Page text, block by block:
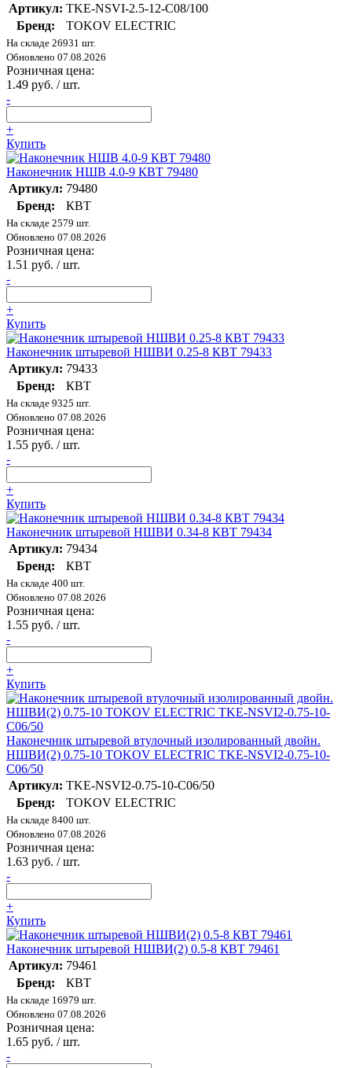
Артикул: TKE-NSVI-2.5-12-C08/100
Бренд:
TOKOV ELECTRIC
На складе 26931 шт.
Обновлено 07.08.2026
Розничная цена:
1.49 руб. / шт.
-
+
Купить
Наконечник НШВ 4.0-9 КВТ 79480
Артикул: 79480
Бренд:
КВТ
На складе 2579 шт.
Обновлено 07.08.2026
Розничная цена:
1.51 руб. / шт.
-
+
Купить
Наконечник штыревой НШВИ 0.25-8 КВТ 79433
Артикул: 79433
Бренд:
КВТ
На складе 9325 шт.
Обновлено 07.08.2026
Розничная цена:
1.55 руб. / шт.
-
+
Купить
Наконечник штыревой НШВИ 0.34-8 КВТ 79434
Артикул: 79434
Бренд:
КВТ
На складе 400 шт.
Обновлено 07.08.2026
Розничная цена:
1.55 руб. / шт.
-
+
Купить
Наконечник штыревой втулочный изолированный двойн.
НШВИ(2) 0.75-10 TOKOV ELECTRIC TKE-NSVI2-0.75-10-
C06/50
Артикул: TKE-NSVI2-0.75-10-C06/50
Бренд:
TOKOV ELECTRIC
На складе 8400 шт.
Обновлено 07.08.2026
Розничная цена:
1.63 руб. / шт.
-
+
Купить
Наконечник штыревой НШВИ(2) 0.5-8 КВТ 79461
Артикул: 79461
Бренд:
КВТ
На складе 16979 шт.
Обновлено 07.08.2026
Розничная цена:
1.65 руб. / шт.
-